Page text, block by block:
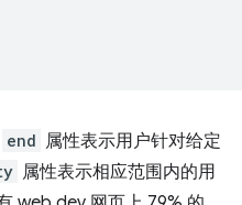
end 属性表示用户针对给定
属性表示相应范围内的用